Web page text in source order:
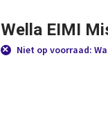
Wella EIMI
Niet op voorraad: